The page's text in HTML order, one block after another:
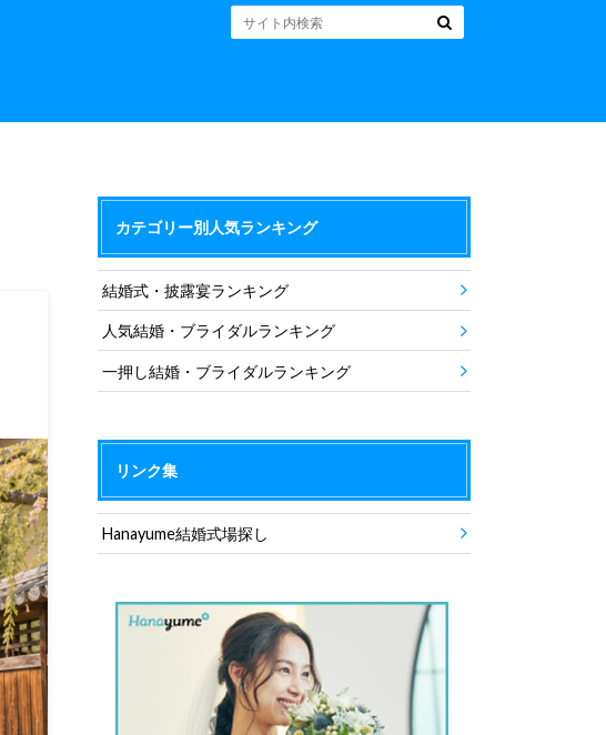
カテゴリー別人気ランキング
結婚式・披露宴ランキング
人気結婚・ブライダルランキング
一押し結婚・ブライダルランキング
リンク集
Hanayume結婚式場探し